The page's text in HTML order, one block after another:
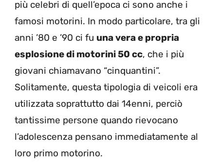
più celebri di quell’epoca ci sono anche i
famosi motorini. In modo particolare, tra gli
anni ’80 e ’90 ci fu una vera e propria
esplosione di motorini 50 cc, che i più
giovani chiamavano “cinquantini”.
Solitamente, questa tipologia di veicoli era
utilizzata soprattutto dai 14enni, perciò
tantissime persone quando rievocano
l’adolescenza pensano immediatamente al
loro primo motorino.